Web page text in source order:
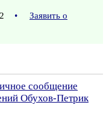
•
Заявить о
сообщение
Обухов-Петрик